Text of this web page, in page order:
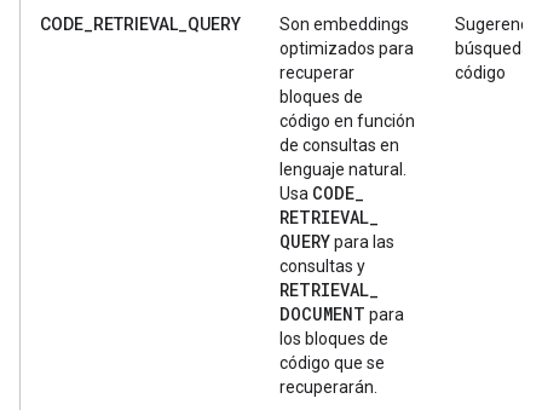
CODE_RETRIEVAL_QUERY
Son embeddings
optimizados para
recuperar
bloques de
código en función
de consultas en
lenguaje natural.
Usa CODE_
RETRIEVAL_
QUERYpara las
consultas y
RETRIEVAL_
DOCUMENT para
los bloques de
código que se
recuperarán.
búsqueda
código